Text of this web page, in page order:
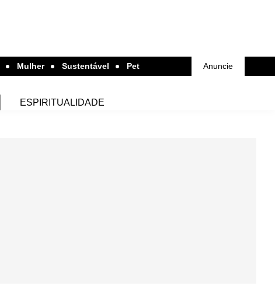
Mulher Sustentável Pet Anuncie
ESPIRITUALIDADE